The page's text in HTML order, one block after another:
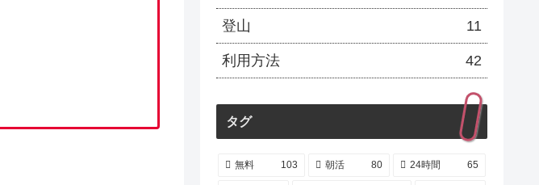
登山 11
利用方法 42
タグ
無料 103 朝活 80 24時間 65